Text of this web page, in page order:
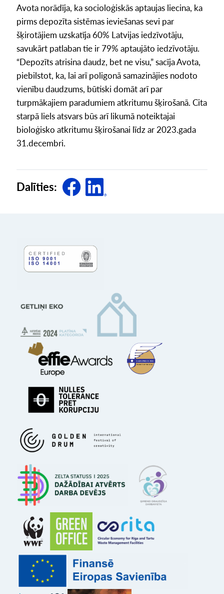
Avota norādīja, ka socioloģiskās aptaujas liecina, ka
pirms depozīta sistēmas ieviešanas sevi par
šķirotājiem uzskatīja 60% Latvijas iedzīvotāju,
savukārt patlaban tie ir 79% aptaujāto iedzīvotāju.
“Depozīts atrisina daudz, bet ne visu,” sacīja Avota,
piebilstot, ka, lai arī poligonā samazinājies nodoto
vienību daudzums, būtiski domāt arī par
turpmākajiem paradumiem atkritumu šķirošanā. Cita
starpā liels atsvars būs arī likumā noteiktajai
bioloģisko atkritumu šķirošanai līdz ar 2023.gada
31.decembri.
Dalīties: